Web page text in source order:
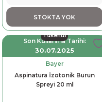
STOKTA YOK
Tükendi
Son Kullanma Tarihi:
30.07.2025
Bayer
Aspinatura İzotonik Burun
Spreyi 20 ml